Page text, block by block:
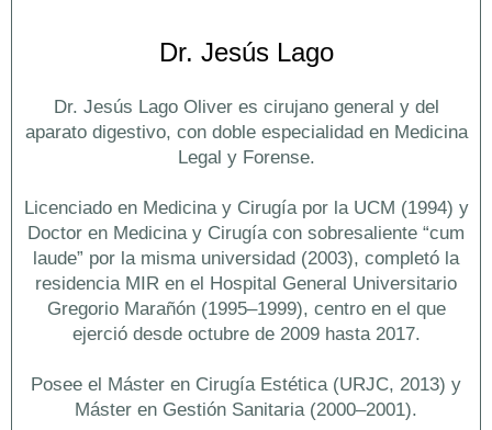
Dr. Jesús Lago
Dr. Jesús Lago Oliver es cirujano general y del
aparato digestivo, con doble especialidad en Medicina
Legal y Forense.
Licenciado en Medicina y Cirugía por la UCM (1994) y
Doctor en Medicina y Cirugía con sobresaliente “cum
laude” por la misma universidad (2003), completó la
residencia MIR en el Hospital General Universitario
Gregorio Marañón (1995–1999), centro en el que
ejerció desde octubre de 2009 hasta 2017.
Posee el Máster en Cirugía Estética (URJC, 2013) y
Máster en Gestión Sanitaria (2000–2001).